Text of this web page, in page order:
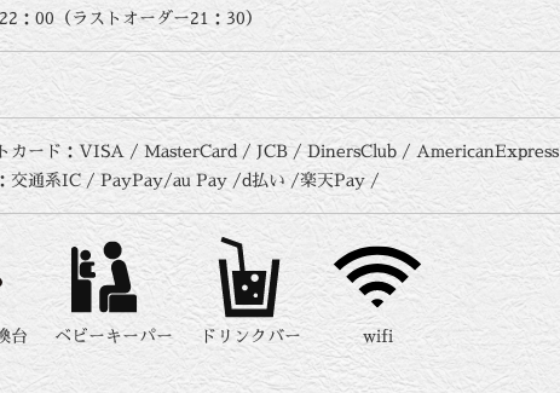
：00（ラストオーダー21：30）
カード：VISA / MasterCard / JCB / DinersClub / AmericanExpress
交通系IC / PayPay/au Pay /d払い /楽天Pay /
台 ベビーキーパー ドリンクバー wifi